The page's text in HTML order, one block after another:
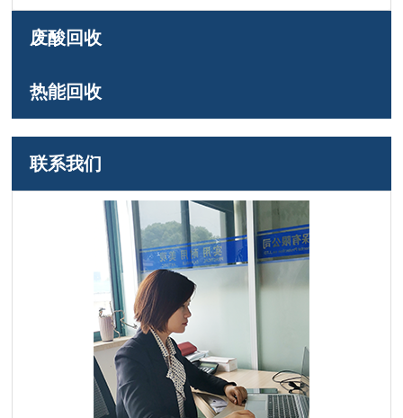
废酸回收
热能回收
联系我们